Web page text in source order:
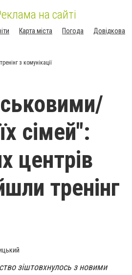
на сайті
Карта міста Погода
Довідкова
з комунікації
сімей":
центрів
тренінг
зіштовхнулось з новими